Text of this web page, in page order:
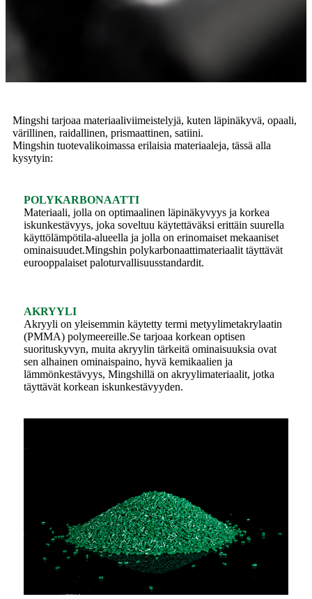
Mingshi tarjoaa materiaaliviimeistelyjä, kuten läpinäkyvä, opaali,
värillinen, raidallinen, prismaattinen, satiini.
Mingshin tuotevalikoimassa erilaisia ​​materiaaleja, tässä alla
kysytyin:
POLYKARBONAATTI
Materiaali, jolla on optimaalinen läpinäkyvyys ja korkea
iskunkestävyys, joka soveltuu käytettäväksi erittäin suurella
käyttölämpötila-alueella ja jolla on erinomaiset mekaaniset
ominaisuudet.Mingshin polykarbonaattimateriaalit täyttävät
eurooppalaiset paloturvallisuusstandardit.
AKRYYLI
Akryyli on yleisemmin käytetty termi metyylimetakrylaatin
(PMMA) polymeereille.Se tarjoaa korkean optisen
suorituskyvyn, muita akryylin tärkeitä ominaisuuksia ovat
sen alhainen ominaispaino, hyvä kemikaalien ja
lämmönkestävyys, Mingshillä on akryylimateriaalit, jotka
täyttävät korkean iskunkestävyyden.